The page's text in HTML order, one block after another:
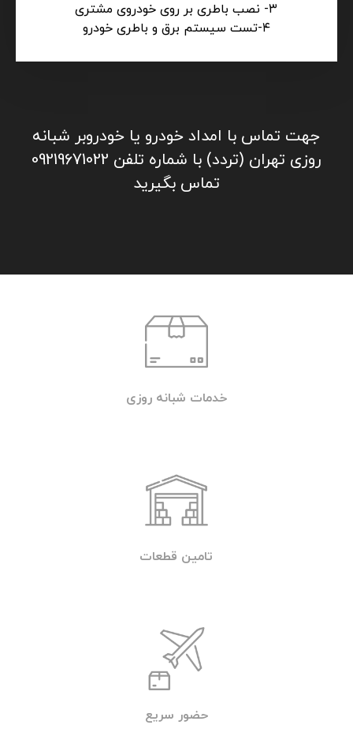
۳- نصب باطری بر روی خودروی مشتری
۴-تست سیستم برق و باطری خودرو
جهت تماس با امداد خودرو یا خودروبر شبانه
روزی تهران (تردد) با شماره تلفن 09219671022
تماس بگیرید
خدمات شبانه روزی
تامین قطعات
حضور سریع